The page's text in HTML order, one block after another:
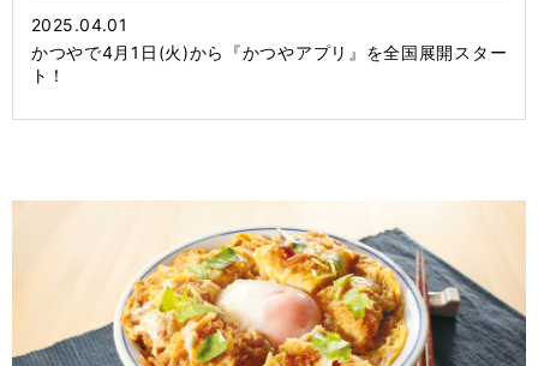
2025.04.01
かつやで4月1日(火)から『かつやアプリ』を全国展開スター
ト！